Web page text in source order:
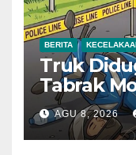
BERITA
Truk
Tabrak
Bogor,
AGU 8, 2026